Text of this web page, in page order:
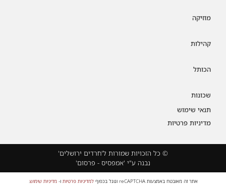
מוזיקה
קהילות
הכותל
שכונות
תנאי שימוש
מדיניות פרטיות
© כל הזכויות שמורות ל'חרדים ירושלים'
נבנה ע"י 'אמפסיס - פרסום'
אתר זה מאובטח באמצעות reCAPTCHA וגוגל בכפוף למדיניות פרטיות ו-מדיניות שימוש.